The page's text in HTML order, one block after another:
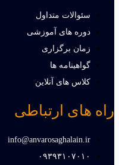
سئوالات متداول
دوره های آموزشی
زمان برگزاری
گواهینامه ها
کلاس های آنلاین
راه های ارتباطی
info@anvarosaghalain.ir​
۰۹۳۹۳۱۰۷۰۱۰​